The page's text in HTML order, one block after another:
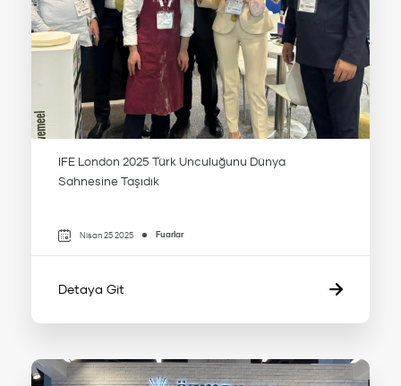
IFE London 2025 Türk Unculuğunu Dünya
Sahnesine Taşıdık
Nisan 25 2025 Fuarlar
Detaya Git